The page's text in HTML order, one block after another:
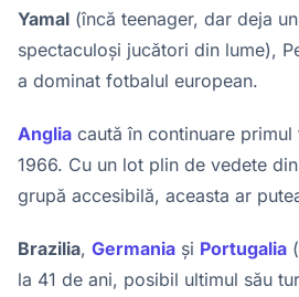
Yamal (încă teenager, dar deja
spectaculoși jucători din lume),
a dominat fotbalul european.
Anglia caută în continuare
1966. Cu un lot plin de vedete
grupă accesibilă, aceasta ar
Brazilia, Germania și Portugalia
la 41 de ani, posibil ultimul său